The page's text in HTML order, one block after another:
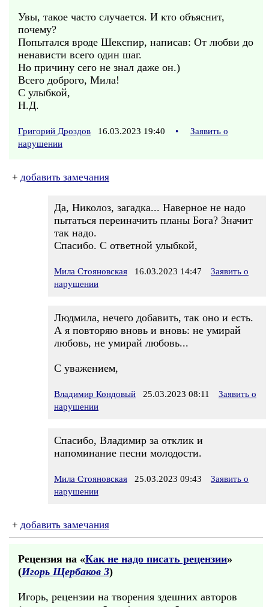
Увы, такое часто случается. И кто объяснит,
почему?
Попытался вроде Шекспир, написав: От любви до
ненависти всего один шаг.
Но причину сего не знал даже он.)
Всего доброго, Мила!
С улыбкой,
Н.Д.
Григорий Дроздов 16.03.2023 19:40 •
Заявить о
нарушении
+ добавить замечания
Да, Николоз, загадка... Наверное не надо
пытаться переиначить планы Бога? Значит
так надо.
Спасибо. С ответной улыбкой,
Мила Стояновская 16.03.2023 14:47
Заявить о
нарушении
Людмила, нечего добавить, так оно и есть.
А я повторяю вновь и вновь: не умирай
любовь, не умирай любовь...
С уважением,
Владимир Кондовый 25.03.2023 08:11
Заявить о
нарушении
Спасибо, Владимир за отклик и
напоминание песни молодости.
Мила Стояновская 25.03.2023 09:43
Заявить о
нарушении
+ добавить замечания
Рецензия на «Как не надо писать рецензии»
(Игорь Щербаков 3)
Игорь, рецензии на творения здешних авторов